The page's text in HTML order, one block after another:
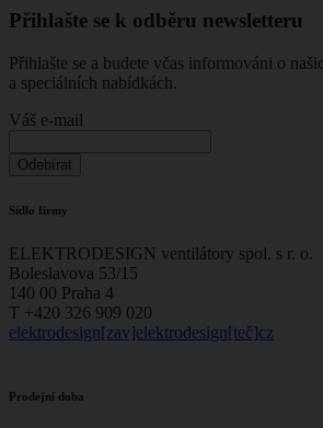
Přihlašte se k odběru newsletteru
Přihlašte se a budete včas informováni o
a speciálních nabídkách.
Váš e-mail
Sídlo firmy
ELEKTRODESIGN ventilátory spol. s r. o.
Boleslavova 53/15
140 00 Praha 4
T +420 326 909 020
elektrodesign[zav]elektrodesign[teč]cz
Prodejní doba